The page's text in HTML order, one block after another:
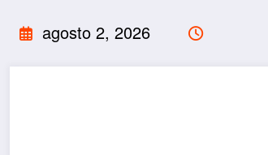
para
conteúdo
agosto 2, 2026